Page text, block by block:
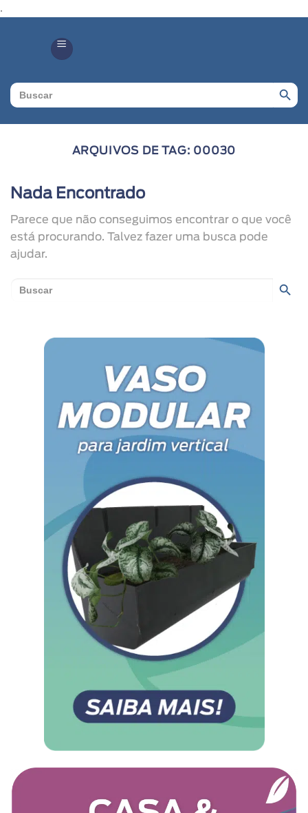
.
Search
for:
Search
ARQUIVOS DE TAG: 00030
Nada Encontrado
Parece que não conseguimos encontrar o que você
está procurando. Talvez fazer uma busca pode
ajudar.
for: